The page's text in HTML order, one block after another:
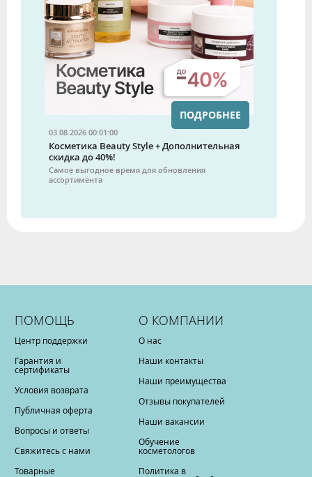
03.08.2026 00:01:00
Косметика Beauty Style + Дополнительная
скидка до 40%!
Самое выгодное время для обновления
ассортимента
ПОДРОБНЕЕ
ПОМОЩЬ
Центр поддержки
Гарантия и
сертификаты
Условия возврата
Публичная оферта
Вопросы и ответы
Свяжитесь с нами
Товарные
О КОМПАНИИ
О нас
Наши контакты
Наши преимущества
Отзывы покупателей
Наши вакансии
Обучение
косметологов
Политика в